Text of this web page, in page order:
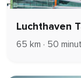
Luchthaven
65 km · 50